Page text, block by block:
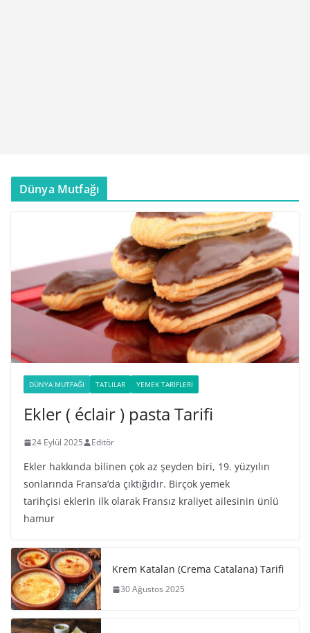
Dünya Mutfağı
DÜNYA MUTFAĞI TATLILAR YEMEK TARIFLERI
Ekler ( éclair ) pasta Tarifi
24 Eylül 2025 Editör
Ekler hakkında bilinen çok az şeyden biri, 19. yüzyılın
sonlarında Fransa’da çıktığıdır. Birçok yemek
tarihçisi eklerin ilk olarak Fransız kraliyet ailesinin ünlü
hamur
Krem Katalan (Crema Catalana) Tarifi
30 Ağustos 2025